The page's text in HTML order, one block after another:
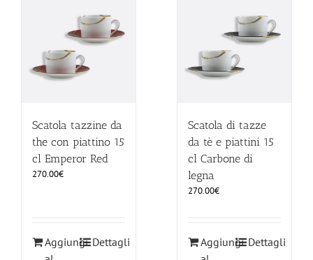
Scatola tazzine da
the con piattino 15
cl Emperor Red
270.00€
Aggiungi Dettagli
Scatola di tazze
da tè e piattini 15
cl Carbone di
legna
270.00€
Aggiungi Dettagli